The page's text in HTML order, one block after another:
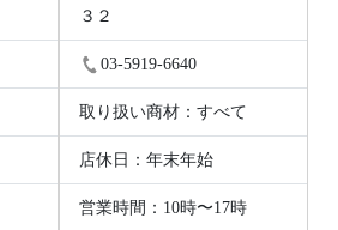
３２
03-5919-6640
取り扱い商材：すべて
店休日：年末年始
営業時間：10時〜17時